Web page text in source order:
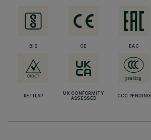
BIS CE EAC
RETILAP
UK CONFORMITY
ASSESSED
CCC PENDING